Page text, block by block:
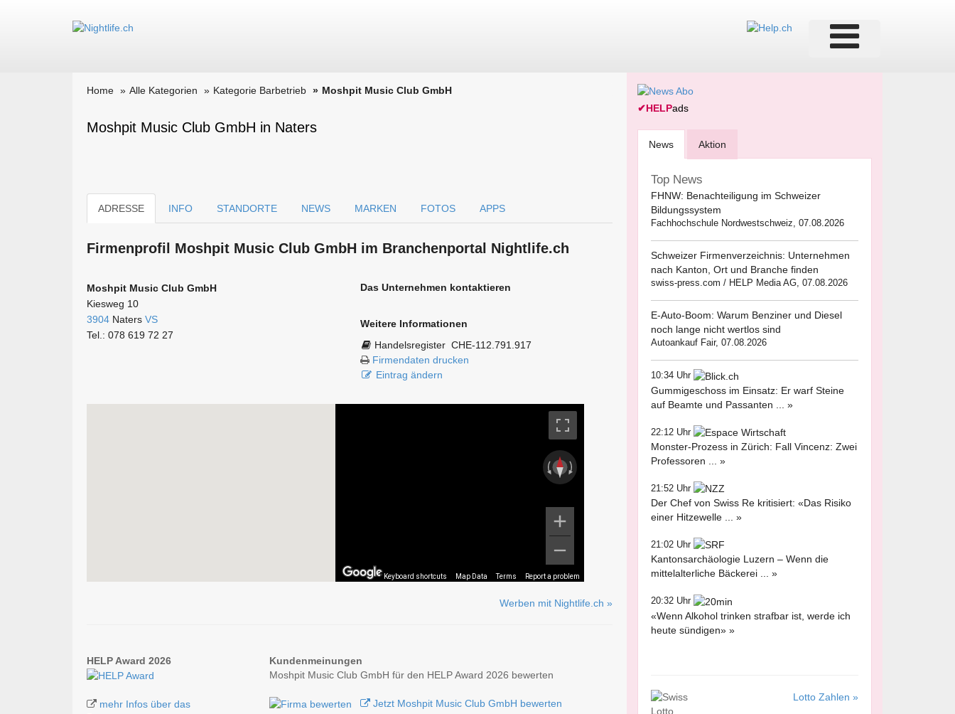
Home Alle Kategorien Kategorie Barbetrieb Moshpit Music Club GmbH
Moshpit Music Club GmbH in Naters
ADRESSE INFO STANDORTE NEWS MARKEN FOTOS APPS
Firmen­profil Moshpit Music Club GmbH im Branchen­portal Nightlife.ch
Moshpit Music Club GmbH
Kiesweg 10
3904 Naters VS
Tel.: 078 619 72 27
Das Unternehmen kontaktieren
Weitere Informationen
Handelsregister CHE-112.791.917
Firmendaten drucken
Eintrag ändern
Keyboard shortcuts Map Data Terms Report a problem
Werben mit Nightlife.ch »
HELP Award 2026
mehr Infos über das
Kundenmeinungen
Moshpit Music Club GmbH für den HELP Award 2026 bewerten
Jetzt Moshpit Music Club GmbH bewerten
✔HELPads
News Aktion
Top News
FHNW: Benachteiligung im Schweizer
Bildungssystem
Fachhochschule Nordwestschweiz, 07.08.2026
Schweizer Firmenverzeichnis: Unternehmen
nach Kanton, Ort und Branche finden
swiss-press.com / HELP Media AG, 07.08.2026
E-Auto-Boom: Warum Benziner und Diesel
noch lange nicht wertlos sind
Autoankauf Fair, 07.08.2026
10:34 Uhr
Gummigeschoss im Einsatz: Er warf Steine
auf Beamte und Passanten ... »
22:12 Uhr
Monster-Prozess in Zürich: Fall Vincenz: Zwei
Professoren ... »
21:52 Uhr
Der Chef von Swiss Re kritisiert: «Das Risiko
einer Hitzewelle ... »
21:02 Uhr
Kantonsarchäologie Luzern – Wenn die
mittelalterliche Bäckerei ... »
20:32 Uhr
«Wenn Alkohol trinken strafbar ist, werde ich
heute sündigen» »
Lotto Zahlen »